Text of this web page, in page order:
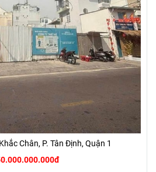
Chân, P. Tân Định, Quận 1